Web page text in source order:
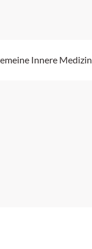
Innere Medizin